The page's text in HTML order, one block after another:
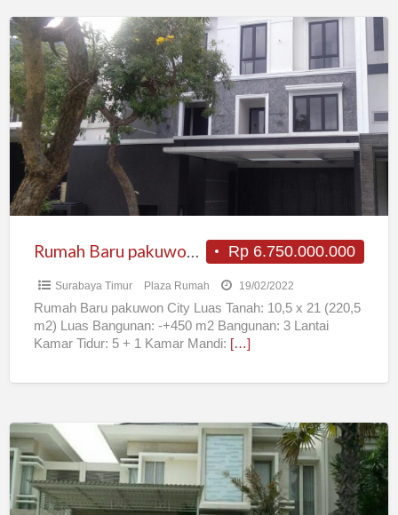
Rumah
Baru
pakuwon
City
Rp 6.750.000.000
Rumah Baru pakuwon City
Surabaya Timur Plaza Rumah 19/02/2022
Rumah Baru pakuwon City Luas Tanah: 10,5 x 21 (220,5
m2) Luas Bangunan: -+450 m2 Bangunan: 3 Lantai
Kamar Tidur: 5 + 1 Kamar Mandi: […]
Boulevard
Pakuwon
City
Termurah